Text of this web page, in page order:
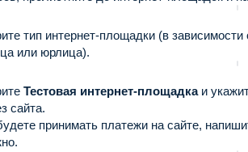
тип интернет-площадки (в
или юрлица).
Тестовая интернет-площадкаи
сайта.
принимать платежи на сайте,